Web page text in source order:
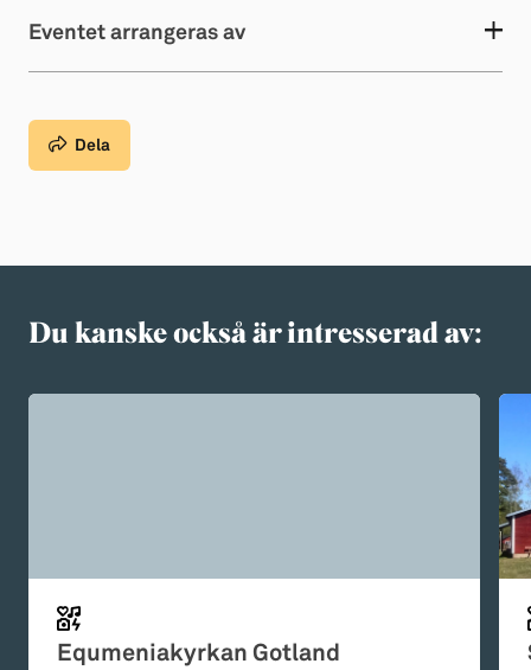
Eventet arrangeras av
Dela
Du kanske också är intresserad av:
Equmeniakyrkan Gotland